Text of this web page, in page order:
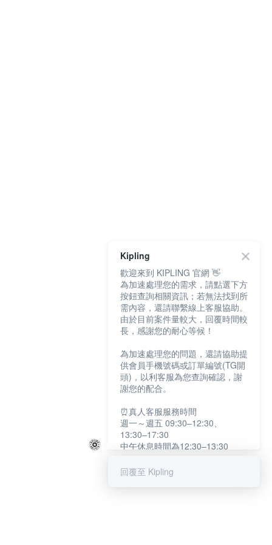
Kipling
歡迎來到 KIPLING 官網 👋
為加速處理您的需求，請點選下方
按鈕查詢相關資訊；若無法找到所
需內容，還請聯繫線上客服協助。
由於目前案件量較大，回覆時間較
長，感謝您的耐心等候！
為加速處理您的問題，還請協助提
供會員手機號碼或訂單編號(TG開
頭)，以利客服為您查詢確認，謝
謝您的配合。
⏰真人客服服務時間
週一～週五 09:30–12:30、
13:30–17:30
中午休息時間為12:30–13:30
提醒您：系統會自動已讀訊息，如
回覆至 Kipling